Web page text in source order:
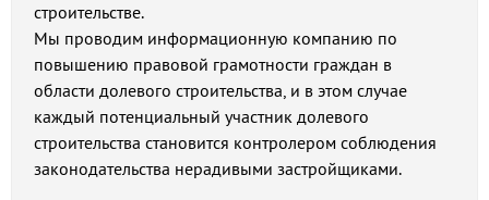
строительстве.
Мы проводим информационную компанию по
повышению правовой грамотности граждан в
области долевого строительства, и в этом случае
каждый потенциальный участник долевого
строительства становится контролером соблюдения
законодательства нерадивыми застройщиками.